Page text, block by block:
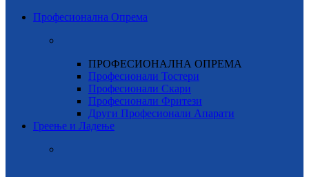
Професионална Опрема
ПРОФЕСИОНАЛНА ОПРЕМА
Професионали Тостери
Професионали Скари
Професионали Фритези
Други Професионали Апарати
Греење и Ладење